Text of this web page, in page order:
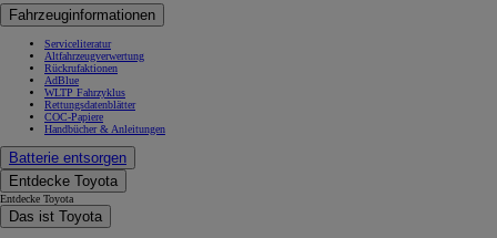
Fahrzeuginformationen
Serviceliteratur
Altfahrzeugverwertung
Rückrufaktionen
AdBlue
WLTP Fahrzyklus
Rettungsdatenblätter
COC-Papiere
Handbücher & Anleitungen
Batterie entsorgen
Entdecke Toyota
Entdecke Toyota
Das ist Toyota